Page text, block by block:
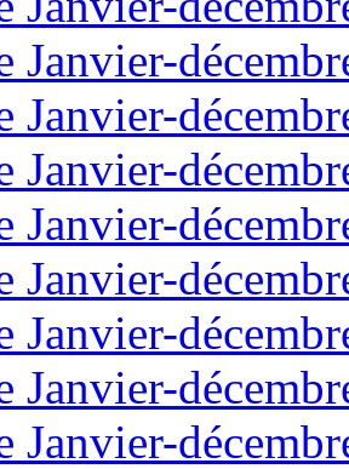
Janvier-
Janvier-
Janvier-
Janvier-
Janvier-
Janvier-
Janvier-
Janvier-